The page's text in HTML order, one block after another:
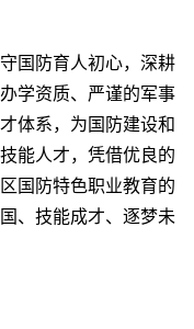
国防育人初心，深耕
学资质、严谨的军事
体系，为国防建设和
能人才，凭借优良的
国防特色职业教育的
、技能成才、逐梦未